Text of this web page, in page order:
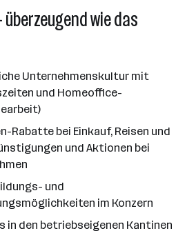
wie das
Unternehmenskultur mit
und Homeoffice-
Rabatte bei Einkauf, Reisen und
und Aktionen bei
und
im Konzern
in den betriebseigenen Kantinen